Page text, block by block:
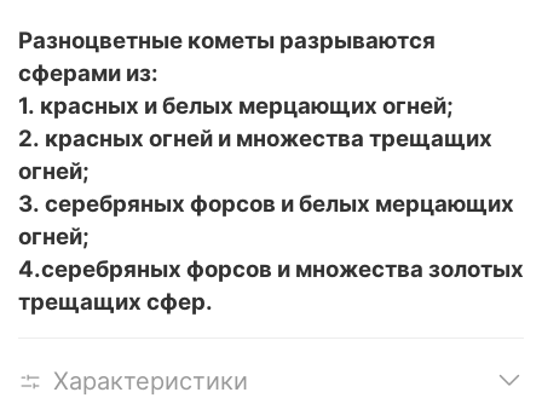
Разноцветные кометы разрываются
сферами из:
1. красных и белых мерцающих огней;
2. красных огней и множества трещащих
огней;
3. серебряных форсов и белых мерцающих
огней;
4.серебряных форсов и множества золотых
трещащих сфер.
Характеристики